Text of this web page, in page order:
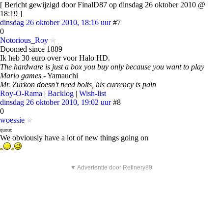
[ Bericht gewijzigd door FinalD87 op dinsdag 26 oktober 2010 @
18:19 ]
dinsdag 26 oktober 2010, 18:16 uur #7
0
Notorious_Roy
Doomed since 1889
Ik heb 30 euro over voor Halo HD.
The hardware is just a box you buy only because you want to play
Mario games - Yamauchi
Mr. Zurkon doesn't need bolts, his currency is pain
Roy-O-Rama | Backlog | Wish-list
dinsdag 26 oktober 2010, 19:02 uur #8
0
woessie
quote:
We obviously have a lot of new things going on
▼ Advertentie door Refinery89